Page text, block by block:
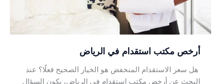
أرخص مكتب استقدام في الرياض
هل سعر الاستقدام المنخفض هو الخيار الصحيح فعلًا؟ عند
البحث عن أرخص مكتب استقدام في الرياض، يكون السؤال